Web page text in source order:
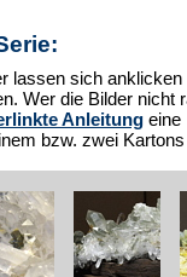
lassen sich
Wer die Bilder nicht
Anleitung eine
bzw. zwei